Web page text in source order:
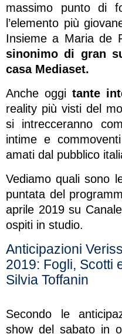
massimo punto di
l’elemento più
Insieme a Maria de
sinonimo di gran
casa Mediaset.
Anche oggi tante
reality più visti del
si intrecceranno
intime e
amati dal pubblico
Vediamo quali sono
puntata del
aprile 2019 su
ospiti in studio.
Anticipazioni
2019: Fogli, Scotti
Silvia Toffanin
Secondo le
show del sabato in